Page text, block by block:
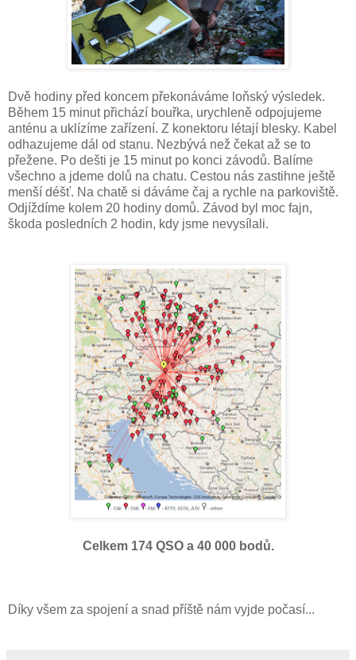
Dvě hodiny před koncem překonáváme loňský výsledek.
Během 15 minut přichází bouřka, urychleně odpojujeme
anténu a uklízíme zařízení. Z konektoru létají blesky. Kabel
odhazujeme dál od stanu. Nezbývá než čekat až se to
přežene. Po dešti je 15 minut po konci závodů. Balíme
všechno a jdeme dolů na chatu. Cestou nás zastihne ještě
menší déšť. Na chatě si dáváme čaj a rychle na parkoviště.
Odjíždíme kolem 20 hodiny domů. Závod byl moc fajn,
škoda posledních 2 hodin, kdy jsme nevysílali.
Celkem 174 QSO a 40 000 bodů.
Díky všem za spojení a snad příště nám vyjde počasí...